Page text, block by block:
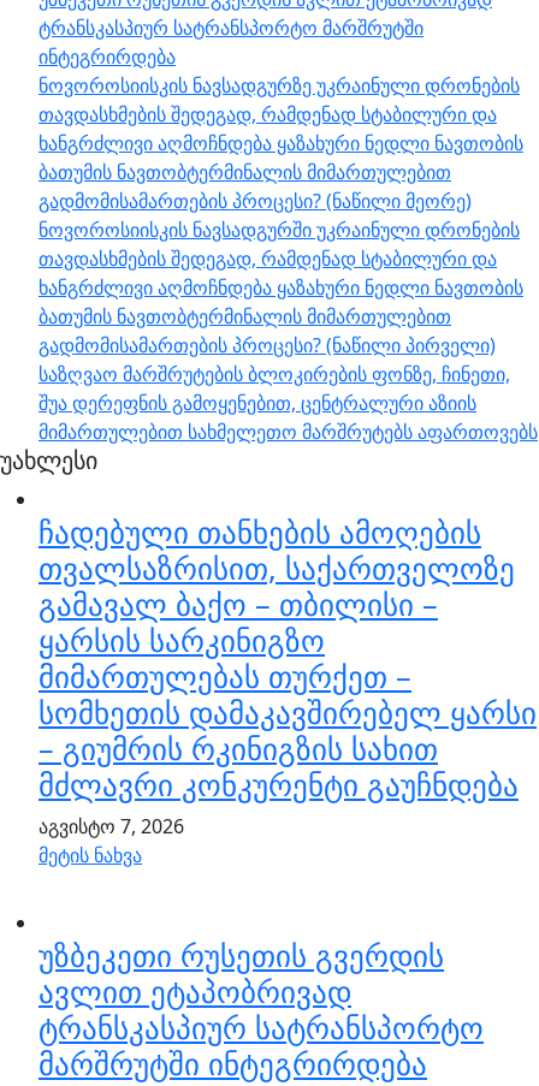
ტრანსკასპიურ სატრანსპორტო მარშრუტში
ინტეგრირდება
ნოვოროსიისკის ნავსადგურზე უკრაინული დრონების
თავდასხმების შედეგად, რამდენად სტაბილური და
ხანგრძლივი აღმოჩნდება ყაზახური ნედლი ნავთობის
ბათუმის ნავთობტერმინალის მიმართულებით
გადმომისამართების პროცესი? (ნაწილი მეორე)
ნოვოროსიისკის ნავსადგურში უკრაინული დრონების
თავდასხმების შედეგად, რამდენად სტაბილური და
ხანგრძლივი აღმოჩნდება ყაზახური ნედლი ნავთობის
ბათუმის ნავთობტერმინალის მიმართულებით
გადმომისამართების პროცესი? (ნაწილი პირველი)
საზღვაო მარშრუტების ბლოკირების ფონზე, ჩინეთი,
შუა დერეფნის გამოყენებით, ცენტრალური აზიის
მიმართულებით სახმელეთო მარშრუტებს აფართოვებს
უახლესი
ჩადებული თანხების ამოღების
თვალსაზრისით, საქართველოზე
გამავალ ბაქო – თბილისი –
ყარსის სარკინიგზო
მიმართულებას თურქეთ –
სომხეთის დამაკავშირებელ ყარსი
– გიუმრის რკინიგზის სახით
მძლავრი კონკურენტი გაუჩნდება
აგვისტო 7, 2026
მეტის ნახვა
უზბეკეთი რუსეთის გვერდის
ავლით ეტაპობრივად
ტრანსკასპიურ სატრანსპორტო
მარშრუტში ინტეგრირდება